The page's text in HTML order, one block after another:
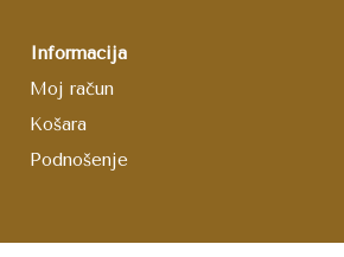
Informacija
Moj račun
Košara
Podnošenje